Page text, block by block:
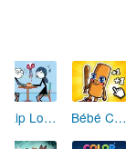
Skip Love: L'Amour en Péril Bébé Clic Italien: La Folie des Petits Bambins